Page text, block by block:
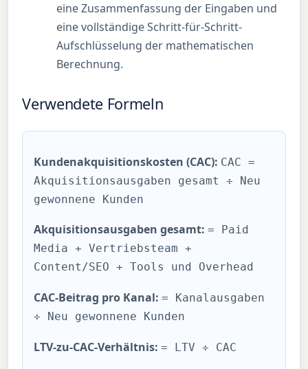
eine Zusammenfassung der Eingaben und
eine vollständige Schritt-für-Schritt-
Aufschlüsselung der mathematischen
Berechnung.
Verwendete Formeln
Kundenakquisitionskosten (CAC): CAC =
Akquisitionsausgaben gesamt ÷ Neu
gewonnene Kunden
Akquisitionsausgaben gesamt: = Paid
Media + Vertriebsteam +
Content/SEO + Tools und Overhead
CAC-Beitrag pro Kanal: = Kanalausgaben
÷ Neu gewonnene Kunden
LTV-zu-CAC-Verhältnis: = LTV ÷ CAC